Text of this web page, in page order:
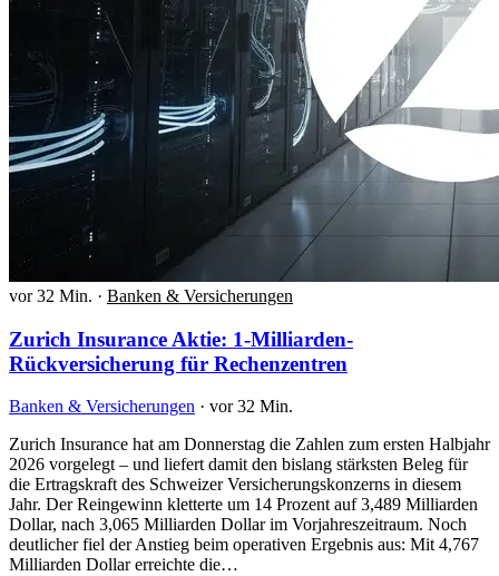
vor 32 Min. · Banken & Versicherungen
Zurich Insurance Aktie: 1-Milliarden-
Rückversicherung für Rechenzentren
Banken & Versicherungen · vor 32 Min.
Zurich Insurance hat am Donnerstag die Zahlen zum ersten Halbjahr
2026 vorgelegt – und liefert damit den bislang stärksten Beleg für
die Ertragskraft des Schweizer Versicherungskonzerns in diesem
Jahr. Der Reingewinn kletterte um 14 Prozent auf 3,489 Milliarden
Dollar, nach 3,065 Milliarden Dollar im Vorjahreszeitraum. Noch
deutlicher fiel der Anstieg beim operativen Ergebnis aus: Mit 4,767
Milliarden Dollar erreichte die…